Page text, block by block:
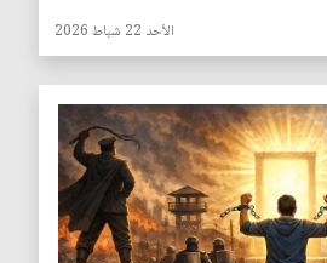
الأحد 22 شباط 2026